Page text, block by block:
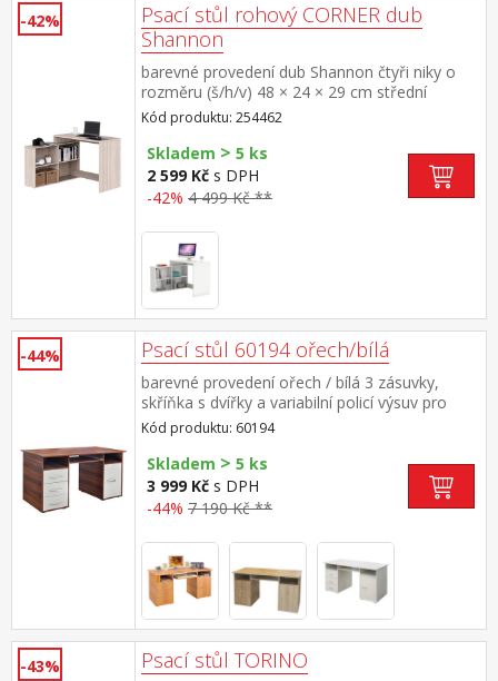
-42%
Psací stůl rohový CORNER dub
Shannon
barevné provedení dub Shannon čtyři niky o
rozměru (š/h/v) 48 × 24 × 29 cm střední
vodorovné police mají 5 možností
umístění montáž možná na pravou i levou
stranu
Kód produktu: 254462
Skladem > 5 ks
2 599 Kč s DPH
-42% 4 499 Kč **
-44% Psací stůl 60194 ořech/bílá
barevné provedení ořech / bílá 3 zásuvky,
skříňka s dvířky a variabilní policí výsuv pro
klávesnici je součástí dodávky (montáž
volitelná)
Kód produktu: 60194
Skladem > 5 ks
3 999 Kč s DPH
-44% 7 190 Kč **
-43% Psací stůl TORINO